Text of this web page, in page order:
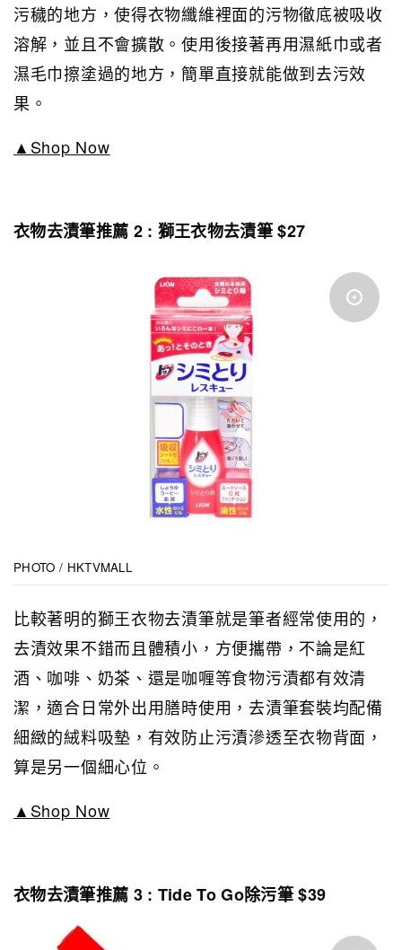
污穢的地方，使得衣物纖維裡面的污物徹底被吸收
溶解，並且不會擴散。使用後接著再用濕紙巾或者
濕毛巾擦塗過的地方，簡單直接就能做到去污效
果。
▲Shop Now
衣物去漬筆推薦 2 : 獅王衣物去漬筆 $27
PHOTO / HKTVMALL
比較著明的獅王衣物去漬筆就是筆者經常使用的，
去漬效果不錯而且體積小，方便攜帶，不論是紅
酒、咖啡、奶茶、還是咖喱等食物污漬都有效清
潔，適合日常外出用膳時使用，去漬筆套裝均配備
細緻的絨料吸墊，有效防止污漬滲透至衣物背面，
算是另一個細心位。
▲Shop Now
衣物去漬筆推薦 3 : Tide To Go除污筆 $39